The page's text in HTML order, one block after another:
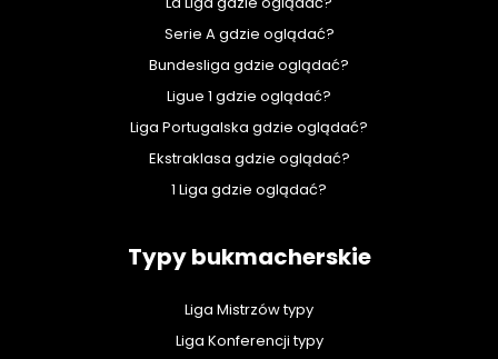
Serie A gdzie oglądać?
Bundesliga gdzie oglądać?
Ligue 1 gdzie oglądać?
Liga Portugalska gdzie oglądać?
Ekstraklasa gdzie oglądać?
1 Liga gdzie oglądać?
Typy bukmacherskie
Liga Mistrzów typy
Liga Konferencji typy